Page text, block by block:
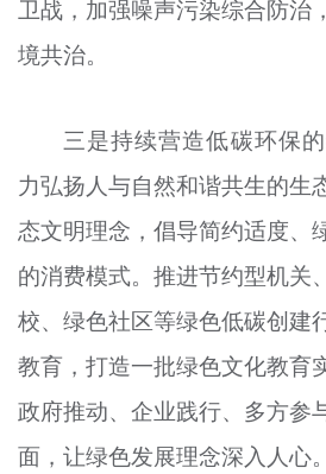
卫战，加强噪声污染综合防治
境共治。
三是持续营造低碳环保
力弘扬人与自然和谐共生的生
态文明理念，倡导简约适度、
的消费模式。推进节约型机关
校、绿色社区等绿色低碳创建
教育，打造一批绿色文化教育
政府推动、企业践行、多方参
面，让绿色发展理念深入人心。